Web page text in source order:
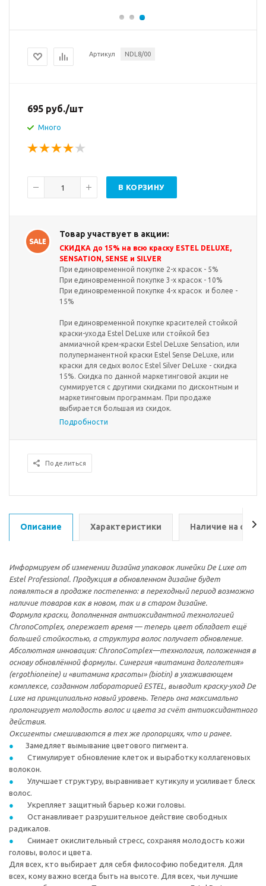
Артикул NDL8/00
695 руб./шт
Много
В КОРЗИНУ
Товар участвует в акции:
СКИДКА до 15% на всю краску ESTEL DELUXE,
SENSATION, SENSE и SILVER
При единовременной покупке 2-х красок - 5%
При единовременной покупке 3-х красок - 10%
При единовременной покупке 4-х красок и более -
15%
При единовременной покупке красителей стойкой
краски-ухода Estel DeLuxe или стойкой без
аммиачной крем-краски Estel DeLuxe Sensation, или
полуперманентной краски Estel Sense DeLuxe, или
краски для седых волос Estel Silver DeLuxe - скидка
15%. Скидка по данной маркетинговой акции не
суммируется с другими скидками по дисконтным и
маркетинговым программам. При продаже
выбирается большая из скидок.
Подробности
Поделиться
Описание Характеристики Наличие на
Информируем об изменении дизайна упаковок линейки De Luxe от
Estel Professional. Продукция в обновленном дизайне будет
появляться в продаже постепенно: в переходный период возможно
наличие товаров как в новом, так и в старом дизайне.
Формула краски, дополненная антиоксидантной технологией
ChronoComplex, опережает время — теперь цвет обладает ещё
большей стойкостью, а структура волос получает обновление.
Абсолютная инновация: ChronoComplex—технология, положенная в
основу обновлённой формулы. Синергия «витамина долголетия»
(ergothioneine) и «витамина красоты» (biotin) в ухаживающем
комплексе, созданном лабораторией ESTEL, выводит краску-уход De
Luxe на принципиально новый уровень. Теперь она максимально
пролонгирует молодость волос и цвета за счёт антиоксидантного
действия.
Оксигенты смешиваются в тех же пропорциях, что и ранее.
Замедляет вымывание цветового пигмента.
Стимулирует обновление клеток и выработку коллагеновых
волокон.
Улучшает структуру, выравнивает кутикулу и усиливает блеск
волос.
Укрепляет защитный барьер кожи головы.
Останавливает разрушительное действие свободных
радикалов.
Снимает окислительный стресс, сохраняя молодость кожи
головы, волос и цвета.
Для всех, кто выбирает для себя философию победителя. Для
всех, кому важно всегда быть на высоте. Для всех, чьи лучшие